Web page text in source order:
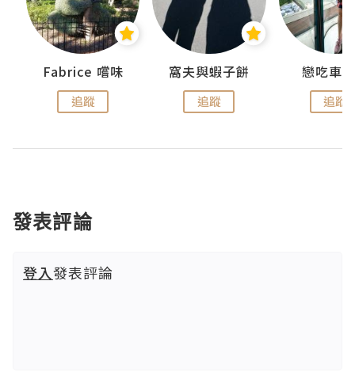
Fabrice 嚐味
追蹤
窩夫與蝦子餅
追蹤
戀吃車
追蹤
發表評論
登入發表評論